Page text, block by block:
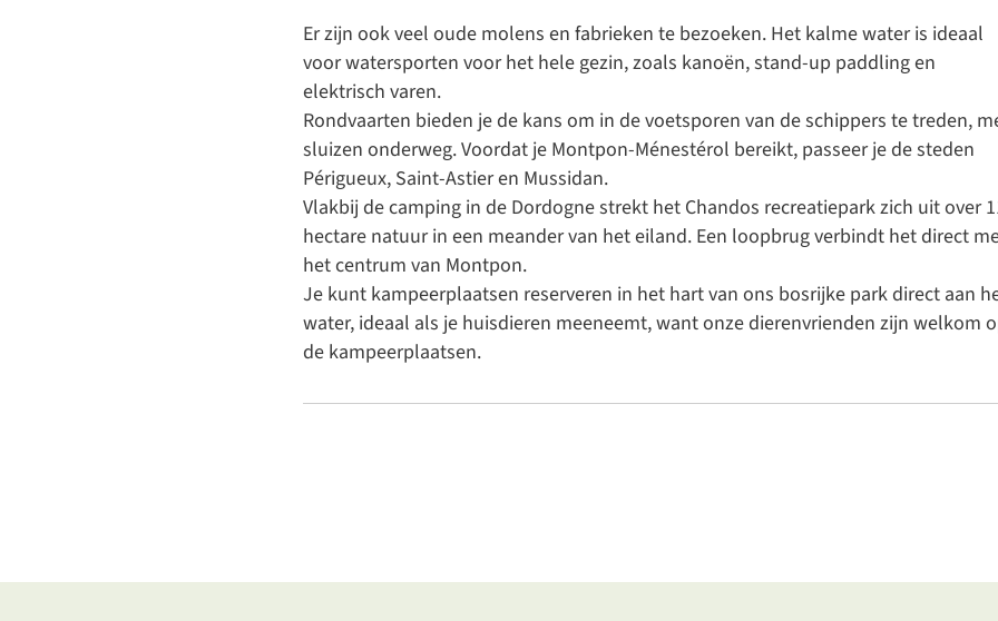
Er zijn ook veel oude molens en fabrieken te bezoeken. Het kalme wateris ideaal
voor watersporten voor het hele gezin, zoals kanoën, stand-up paddling en
elektrisch varen.
Rondvaarten bieden je de kans om in de voetsporen van de schippers te treden,
sluizen onderweg. Voordat je Montpon-Ménestérol bereikt, passeer je de steden
Périgueux, Saint-Astier en Mussidan.
Vlakbij decamping in de Dordognestrekt het Chandos recreatiepark zich uit over
hectare natuur in een meander van het eiland. Een loopbrug verbindt het direct
het centrum van Montpon.
Je kunt kampeerplaatsen reserveren in het hart van ons bosrijke park direct aan
water, ideaal als je huisdieren meeneemt, want onze dierenvrienden zijn welkom
de kampeerplaatsen.